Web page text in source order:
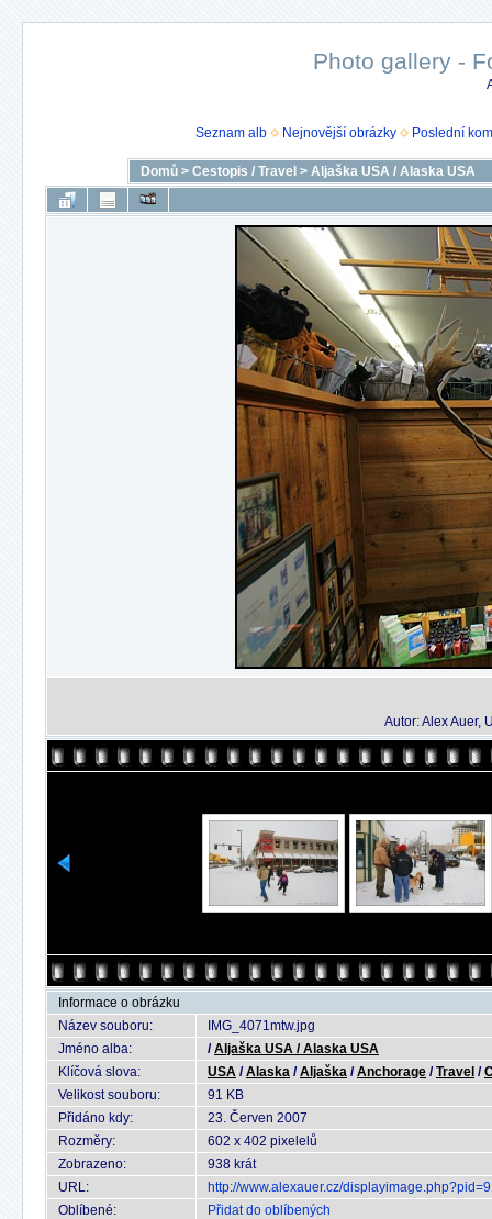
Photo gallery -
Seznam alb Nejnovější obrázky Poslední
Domů > Cestopis / Travel > Aljaška USA / Alaska USA
Autor: Alex Auer,
Informace o obrázku
Název souboru:
IMG_4071mtw.jpg
Jméno alba:
/Aljaška USA / Alaska USA
Klíčová slova:
USA /Alaska /Aljaška /Anchorage /Travel /
Velikost souboru:
91 KB
Přidáno kdy:
23. Červen 2007
Rozměry:
602 x 402 pixelelů
Zobrazeno:
938 krát
URL:
http://www.alexauer.cz/
Oblíbené:
Přidat do oblíbených